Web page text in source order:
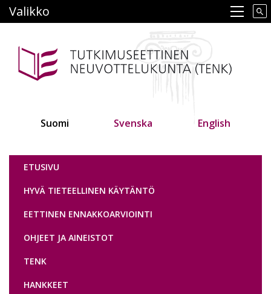
pääsisältöön
Main navigation
Valikko
Suomi Svenska English
Tutkimuseettinen neuvottelukunta
ETUSIVU
HYVÄ TIETEELLINEN KÄYTÄNTÖ
EETTINEN ENNAKKOARVIOINTI
OHJEET JA AINEISTOT
TENK
HANKKEET